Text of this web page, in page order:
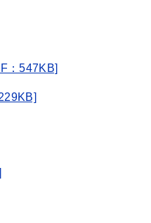
：547KB]